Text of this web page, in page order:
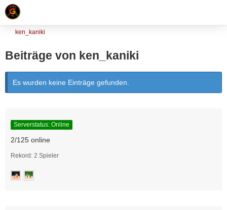
ken_kaniki
Beiträge von ken_kaniki
Es wurden keine Einträge gefunden.
Serverstatus: Online
2/125 online
Rekord: 2 Spieler